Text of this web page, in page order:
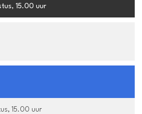
15.00 uur
15.00 uur